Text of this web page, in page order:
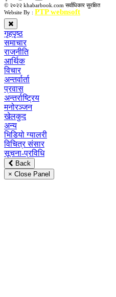
© २०२२ khabarbook.com सर्वाधिकार सुरक्षित
Website By : PTP webnsoft
गृहपृष्ठ
समाचार
राजनीति
आर्थिक
विचार
अन्तर्वार्ता
प्रवास
अन्तर्राष्ट्रिय
मनोरञ्जन
खेलकुद
अन्य
भिडियो ग्यालरी
विचित्र संसार
सूचना-प्रविधि
Back
× Close Panel